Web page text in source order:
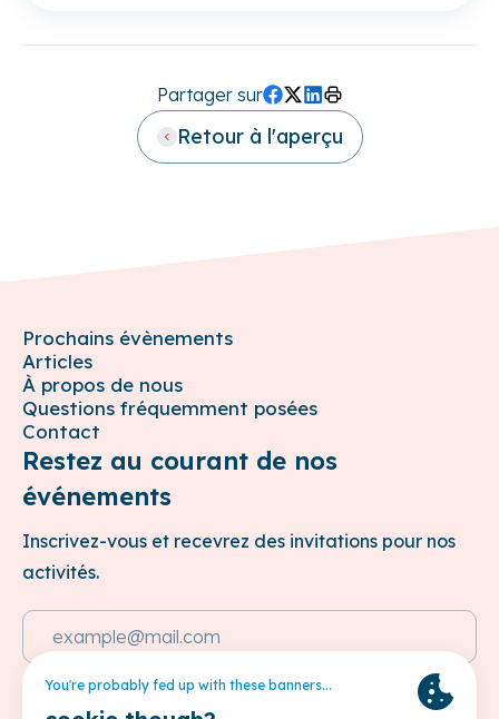
Partager sur
Facebook
Twitter (X)
LinkedIn
Print
Retour à l'aperçu
Prochains évènements
Articles
À propos de nous
Questions fréquemment posées
Contact
Restez au courant de nos
événements
Inscrivez-vous et recevrez des invitations pour nos
activités.
Adresse e-mail
Cette site est protégée par reCAPTCHA et les
Politique de